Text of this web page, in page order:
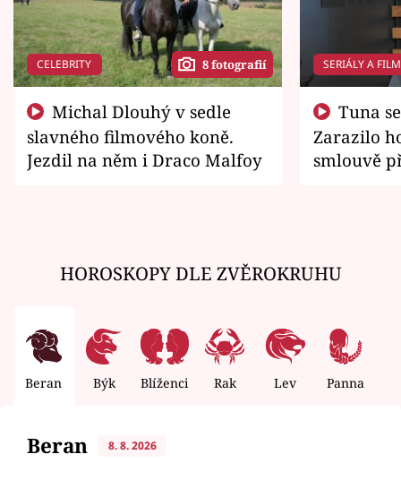
CELEBRITY 8 fotografií
slavného filmového koně.
Jezdil na něm i Draco Malfoy
SERIÁLY A
Zarazilo
smlouvě
HOROSKOPY DLE ZVĚROKRUHU
Beran Býk Blíženci Rak Lev Panna
Beran 8. 8. 2026